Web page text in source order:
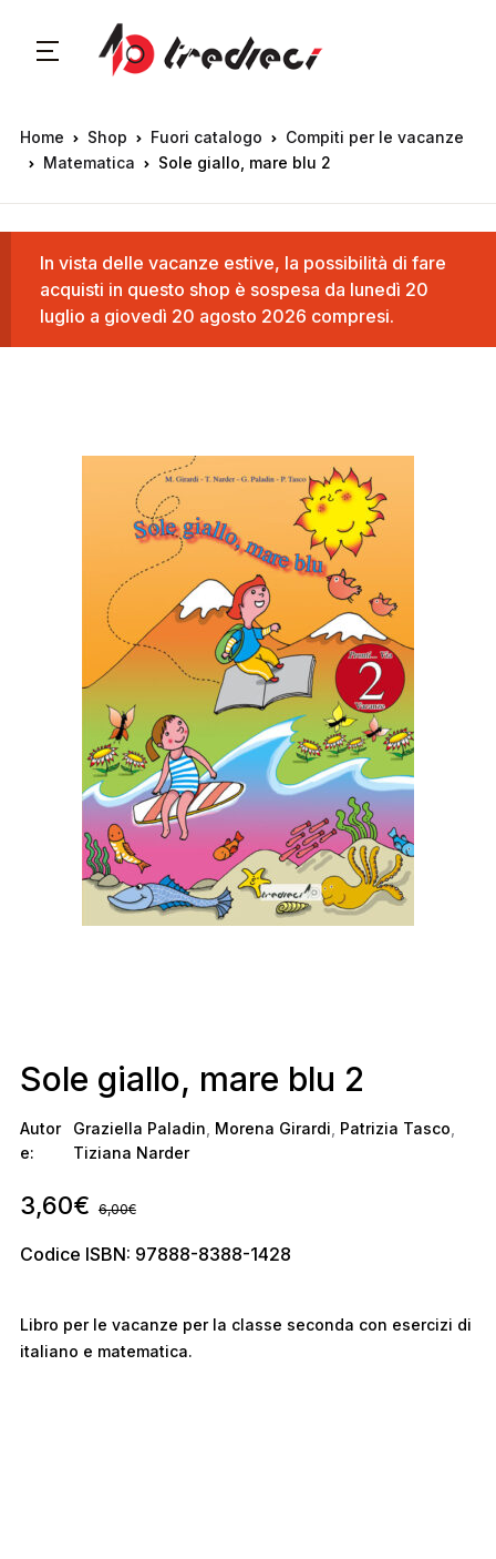
Home Shop Fuori catalogo
Compiti per le vacanze
Matematica
Sole giallo, mare blu 2
In vista delle vacanze estive, la possibilità di fare
acquisti in questo shop è sospesa da lunedì 20
luglio a giovedì 20 agosto 2026 compresi.
Sole giallo, mare blu 2
Autor
e:
Graziella Paladin Morena Girardi Patrizia Tasco
Tiziana Narder
3,60€ 6,00€
Codice ISBN: 97888-8388-1428
Libro per le vacanze per la classe seconda con esercizi di
italiano e matematica.